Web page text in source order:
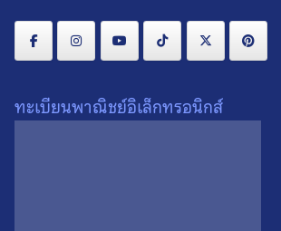
เหรียญพระเจ้าตากสินมหาราช ชุดเหรี
ทะเบียนพาณิชย์อิเล็กทรอนิกส์